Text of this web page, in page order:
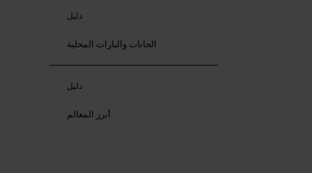
دليل
الحانات والبارات المحلية
دليل
أبرز المعالم